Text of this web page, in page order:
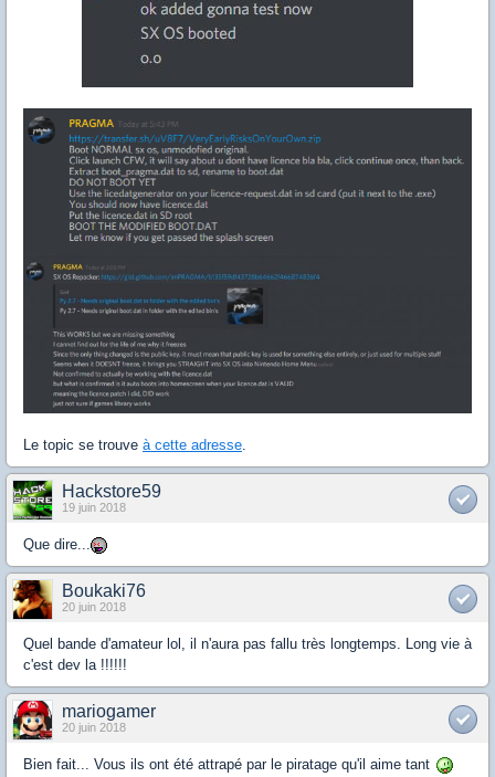
Le topic se trouve à cette adresse
Hackstore59
19 juin 2018
Que dire...
Boukaki76
20 juin 2018
Quel bande d'amateur lol, il n'aura pas fallu très longtemps. Long vie à
c'est dev la !!!!!!
mariogamer
20 juin 2018
Bien fait... Vous ils ont été attrapé par le piratage qu'il aime tant